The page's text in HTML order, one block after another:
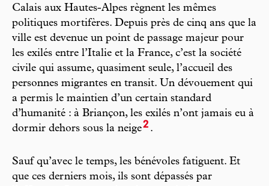
Calais aux Hautes-Alpes règnent les mêmes
politiques mortifères. Depuis près de cinq ans que la
ville est devenue un point de passage majeur pour
les exilés entre l’Italie et la France, c’est la société
civile qui assume, quasiment seule, l’accueil des
personnes migrantes en transit. Un dévouement qui
a permis le maintien d’un certain standard
d’humanité : à Briançon, les exilés n’ont jamais eu à
dormir dehors sous la neige2 .
Sauf qu’avec le temps, les bénévoles fatiguent. Et
que ces derniers mois, ils sont dépassés par